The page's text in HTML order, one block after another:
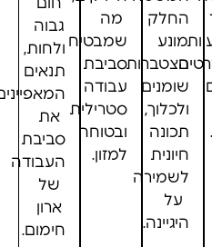
החלק
מונע
הצטברות
שומנים
ולכלוך,
תכונה
חיונית
לשמירה
על
היגיינה.
מה
שמבטיח
סביבת
עבודה
סטרילית
ובטוחה
למזון.
חום
גבוה
ולחות,
תנאים
את
סביבת
העבודה
של
ארון
חימום.